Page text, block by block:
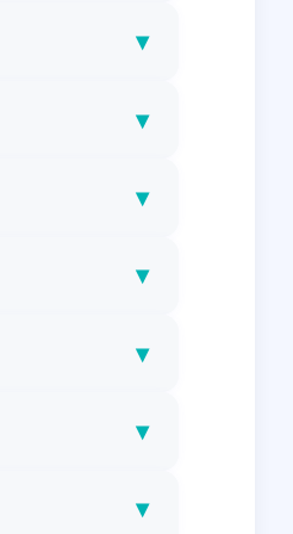
▾
▾
▾
▾
▾
▾
▾